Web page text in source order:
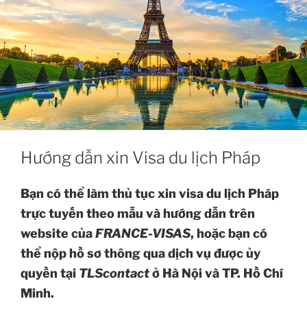
Hướng dẫn xin Visa du lịch Pháp
Bạn có thể làm thủ tục xin visa du lịch Pháp
trực tuyến theo mẫu và hướng dẫn trên
website củaFRANCE-VISAS, hoặc bạn có
thể nộp hồ sơ thông qua dịch vụ được ủy
quyền tại TLScontactở Hà Nội và TP. Hồ Chí
Minh.